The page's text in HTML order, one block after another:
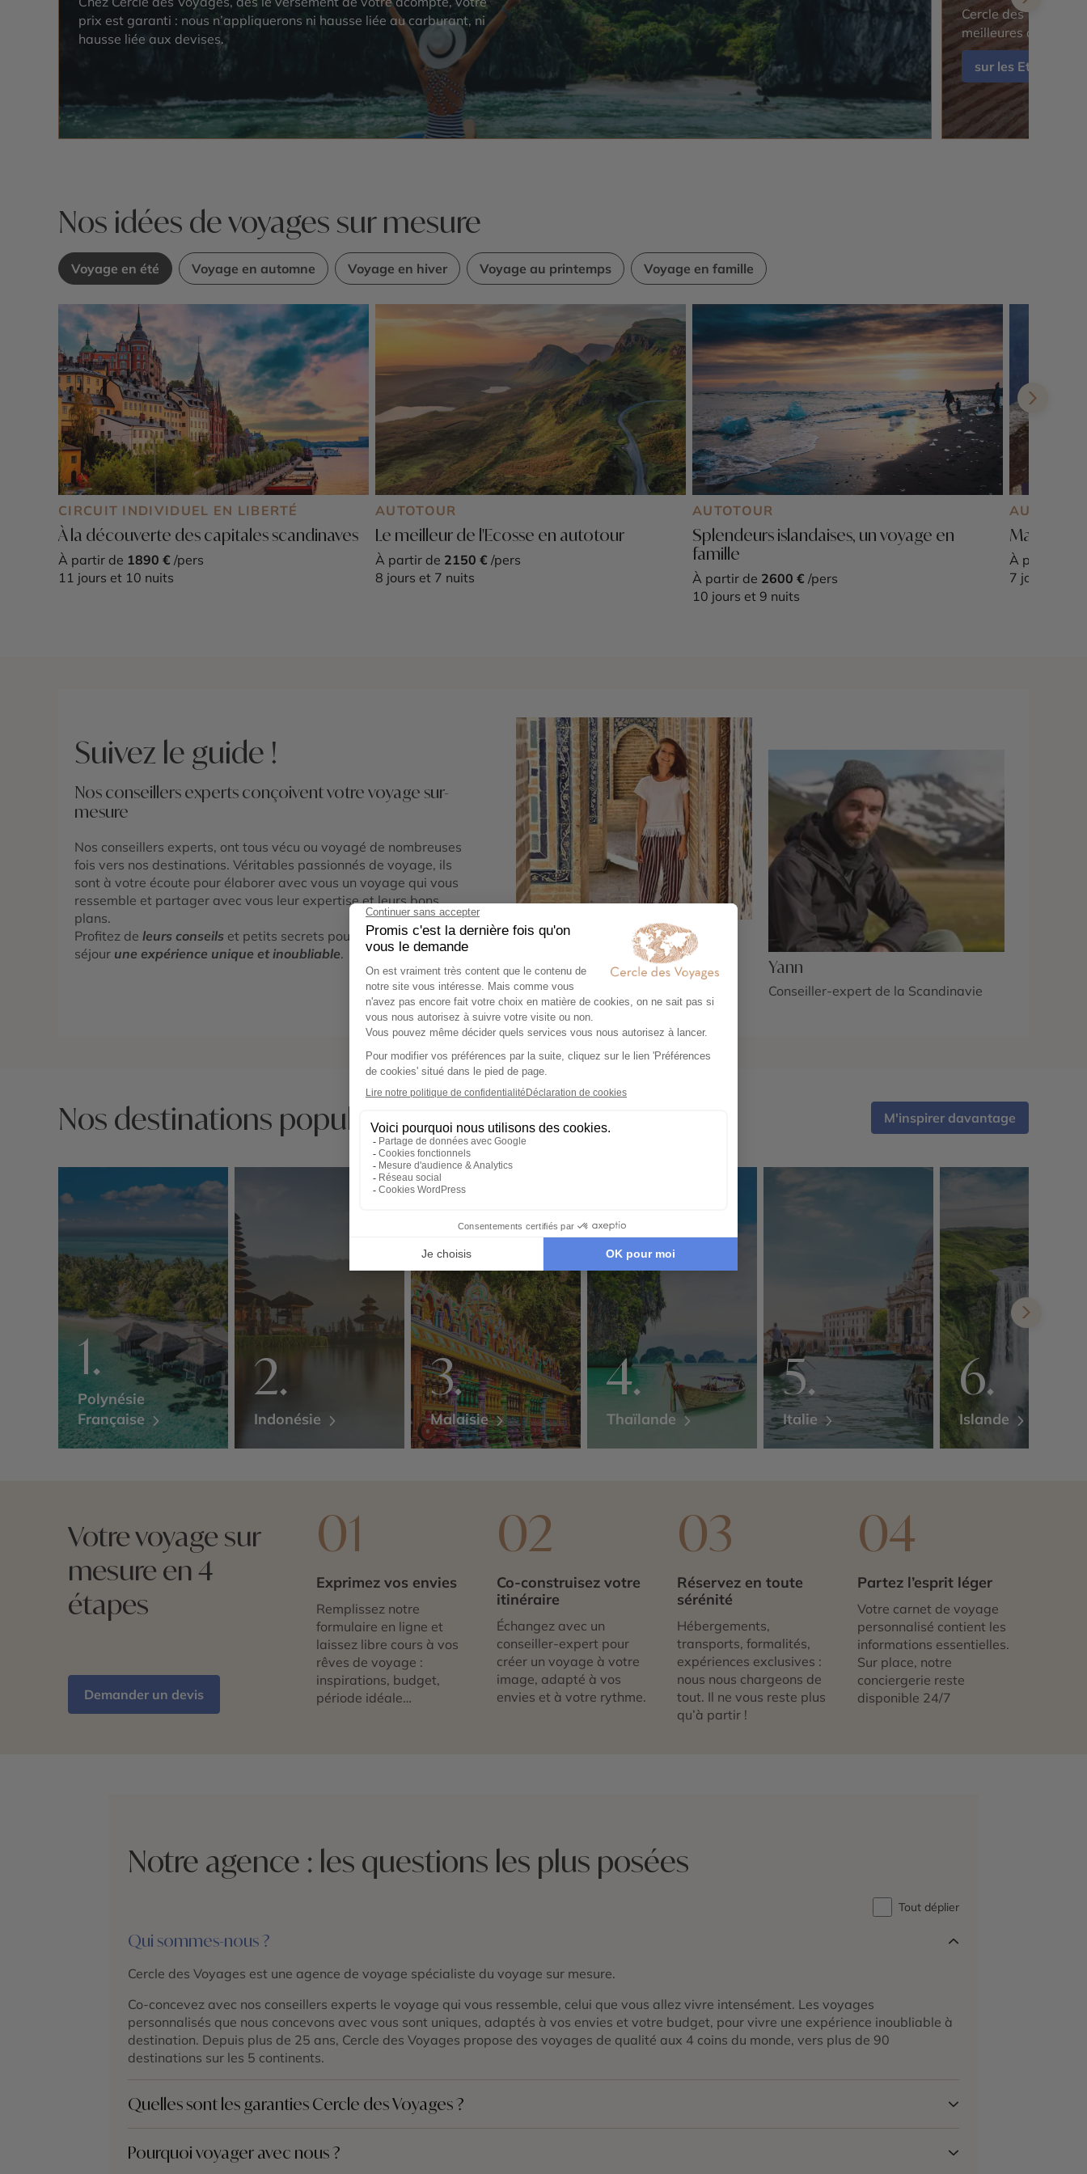
prix est garanti : nous n’appliquerons ni hausse liée au carburant, ni
hausse liée aux devises.
Cercle des
meilleures agences
sur les Etats-Unis
Nos idées de voyages sur mesure
Voyage en été Voyage en automne Voyage en hiver Voyage au printemps Voyage en famille
CIRCUIT INDIVIDUEL EN LIBERTÉ
À la découverte des capitales scandinaves
À partir de 1890 € /pers
11 jours et 10 nuits
AUTOTOUR
Le meilleur de l'Ecosse en autotour
À partir de 2150 € /pers
8 jours et 7 nuits
AUTOTOUR
Splendeurs islandaises, un voyage en
famille
À partir de 2600 € /pers
10 jours et 9 nuits
Ma
À partir de
7 jours et 6
Suivez le guide !
Nos conseillers experts conçoiventvotre voyage sur-
mesure
Nos conseillers experts, ont tous vécu ou voyagé de nombreuses
fois vers nos destinations. Véritables passionnés de voyage, ils
sont à votre écoute pour élaborer avec vous un voyage qui vous
ressemble et partager avec vous leur expertise et leurs bons
plans.
Profitez de leurs conseils et petits secrets pour faire de votre
séjour une expérience unique et inoubliable.
Marion
Conseillère-experte de l'Inde Yann
Conseiller-expert de la Scandinavie
Nos destinations populaires M'inspirer davantage
Polynésie
Française
Indonésie Malaisie Thaïlande Italie Islande
Votre voyage sur
mesure en 4
étapes
Demander un devis
01
Exprimez vos envies
Remplissez notre
formulaire en ligne et
laissez libre cours à vos
rêves de voyage :
inspirations, budget,
période idéale…
02
Co-construisez votre
itinéraire
Échangez avec un
conseiller-expert pour
créer un voyage à votre
image, adapté à vos
envies et à votre rythme.
03
Réservez en toute
sérénité
Hébergements,
transports, formalités,
expériences exclusives :
nous nous chargeons de
tout. Il ne vous reste plus
qu’à partir !
04
Partez l’esprit léger
Votre carnet de voyage
personnalisé contient les
informations essentielles.
Sur place, notre
conciergerie reste
disponible 24/7
Notre agence : les questions les plus posées
Tout déplier
Qui sommes-nous ?
Cercle des Voyages est une agence de voyage spécialiste du voyage sur mesure.
Co-concevez avec nos conseillers experts le voyage qui vous ressemble, celui que vous allez vivre intensément. Les voyages
personnalisés que nous concevons avec vous sont uniques, adaptés à vos envies et votre budget, pour vivre une expérience inoubliable à
destination. Depuis plus de 25 ans, Cercle des Voyages propose des voyages de qualité aux 4 coins du monde, vers plus de 90
destinations sur les 5 continents.
Quelles sont les garanties Cercle des Voyages ?
qualité et un accompagnement personnalisé avant, pendant et après votre voyage.
Pourquoi voyager avec nous ?